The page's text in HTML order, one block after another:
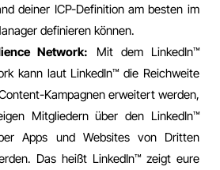
deiner ICP-Definition am besten im
definieren können.
Network: Mit dem LinkedIn™️
kann laut LinkedIn™️ die Reichweite
Kampagnen erweitert werden,
Mitgliedern über den LinkedIn™️
Apps und Websites von Dritten
Das heißt LinkedIn™️ zeigt eure